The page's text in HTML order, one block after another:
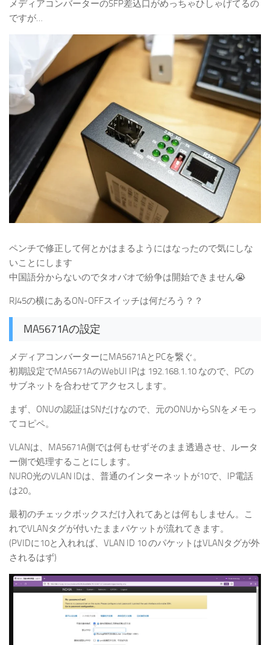
メディアコンバーターのSFP差込口がめっちゃひしゃげてるの
ですが…
ペンチで修正して何とかはまるようにはなったので気にしな
いことにします
中国語分からないのでタオバオで紛争は開始できません😭
RJ45の横にあるON-OFFスイッチは何だろう？？
MA5671Aの設定
メディアコンバーターにMA5671AとPCを繋ぐ。
初期設定でMA5671AのWebUI IPは 192.168.1.10 なので、PCの
サブネットを合わせてアクセスします。
まず、ONUの認証はSNだけなので、元のONUからSNをメモっ
てコピペ。
VLANは、MA5671A側では何もせずそのまま透過させ、ルータ
ー側で処理することにします。
NURO光のVLAN IDは、普通のインターネットが10で、IP電話
は20。
最初のチェックボックスだけ入れてあとは何もしません。こ
れでVLANタグが付いたままパケットが流れてきます。
(PVIDに10と入れれば、VLAN ID 10 のパケットはVLANタグが外
されるはず)